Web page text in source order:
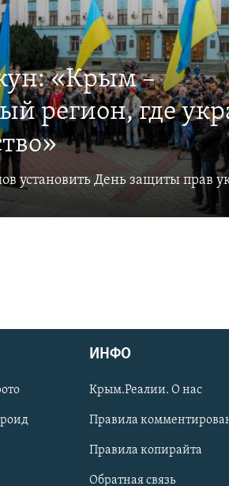
«Крым –
регион, где
установить День защиты прав
ИНФО
Крым.Реалии. О нас
Правила
Правила копирайта
Обратная связь